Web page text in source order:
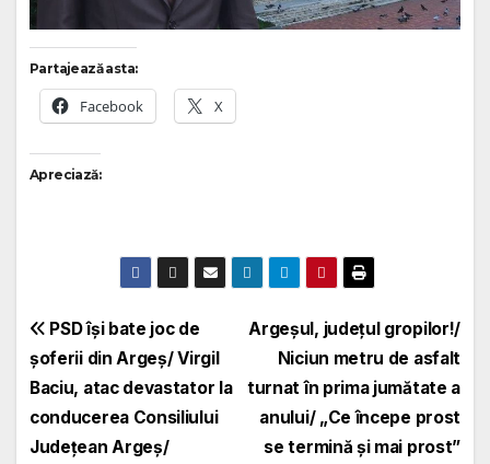
Partajează asta:
Facebook X
Apreciază:
Navigare
în
articole
Argeșul, județul gropilor!/
Niciun metru de asfalt
turnat în prima jumătate a
anului/ „Ce începe prost
se termină și mai prost”
PSD își bate joc de
șoferii din Argeș/ Virgil
Baciu, atac devastator la
conducerea Consiliului
Județean Argeș/